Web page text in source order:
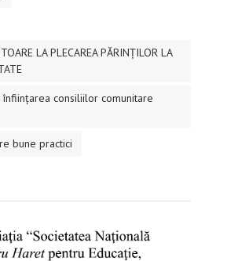
LA PLECAREA PĂRINȚILOR LA
consiliilor comunitare
bune practici